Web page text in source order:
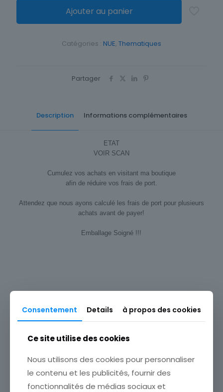
Ajouter au panier
Catégories : NUE, Thematiques
Partager
Description Informations complémentaires
ETAT
VOIR SCAN
Cumulez vos achats en visitant ma boutique
afin de réduire vos frais de port.
Attendez que nous ayons calculé les frais de port pour plusieurs
achats avant de payer!
Emballage Soigné !!!
Origine
Photographie
Produits similaires
Consentement Details à propos des cookies
Ce site utilise des cookies
Nous utilisons des cookies pour personnaliser
le contenu et les publicités, fournir des
fonctionnalités de médias sociaux et